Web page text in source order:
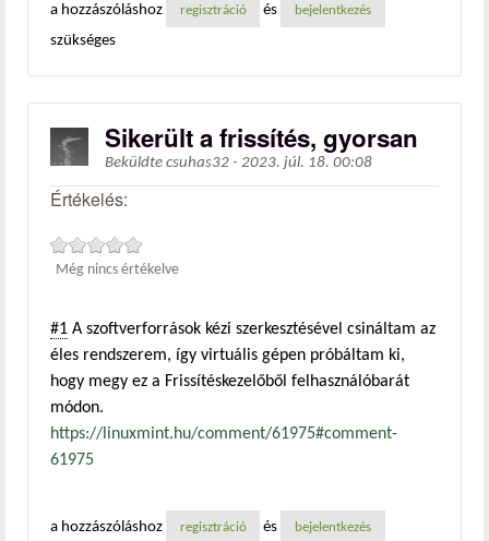
a hozzászóláshoz regisztráció és bejelentkezés
szükséges
Sikerült a frissítés, gyorsan
Beküldte csuhas32 - 2023. júl. 18. 00:08
Értékelés:
Még nincs értékelve
#1 A szoftverforrások kézi szerkesztésével csináltam az
éles rendszerem, így virtuális gépen próbáltam ki,
hogy megy ez a Frissítéskezelőből felhasználóbarát
módon.
https://linuxmint.hu/comment/61975#comment-
61975
a hozzászóláshoz regisztráció és bejelentkezés